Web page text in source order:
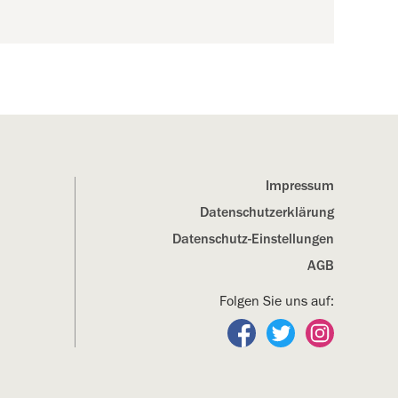
Impressum
Datenschutz­erklärung
Datenschutz-Einstellungen
AGB
Folgen Sie uns auf:
Folgen Sie uns auf
Folgen Sie uns